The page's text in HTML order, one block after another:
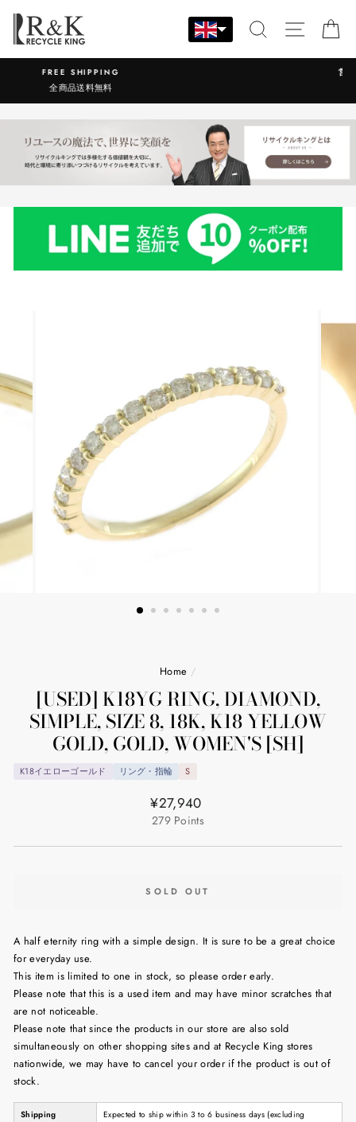
content
SEARCHSITE
Home /
[USED] K18YG RING, DIAMOND,
SIMPLE, SIZE 8, 18K, K18 YELLOW
GOLD, GOLD, WOMEN'S [SH]
K18イエローゴールド リング・指輪 S
Regular
price
¥27,940
279Points
SOLD OUT
A half eternity ring with a simple design. It is sure to be a great choice
for everyday use.
This item is limited to one in stock, so please order early.
Please note that this is a used item and may have minor scratches that
are not noticeable.
Please note that since the products in our store are also sold
simultaneously on other shopping sites and at Recycle King stores
nationwide, we may have to cancel your order if the product is out of
stock.
Shipping
Expected to ship within 3 to 6 business days (excluding